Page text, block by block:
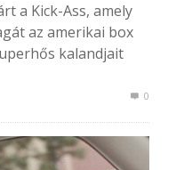
a Kick-Ass, amely
az amerikai box
kalandjait
0